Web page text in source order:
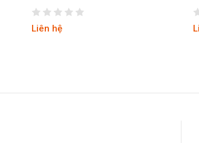
Liên hệ